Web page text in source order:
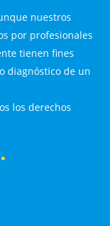
nuestros
por profesionales
tienen fines
diagnóstico de un
los derechos